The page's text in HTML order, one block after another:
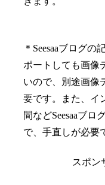
＊Seesaaブログの
ポートしても画像
いので、別途画像
要です。また、イ
間などSeesaaブロ
で、手直しが必要
スポン